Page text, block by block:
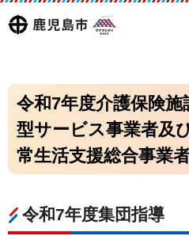
鹿児島
マグ
マシ
令和7年度介護保険施
型サービス事業者及
常生活支援総合事業
令和7年度集団指導